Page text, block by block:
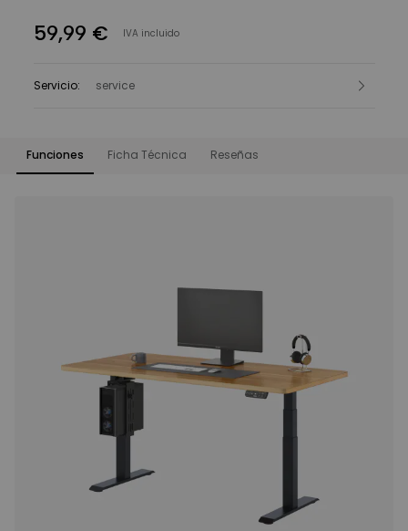
59,99 € IVA incluido
Servicio: service
Funciones Ficha Técnica Reseñas